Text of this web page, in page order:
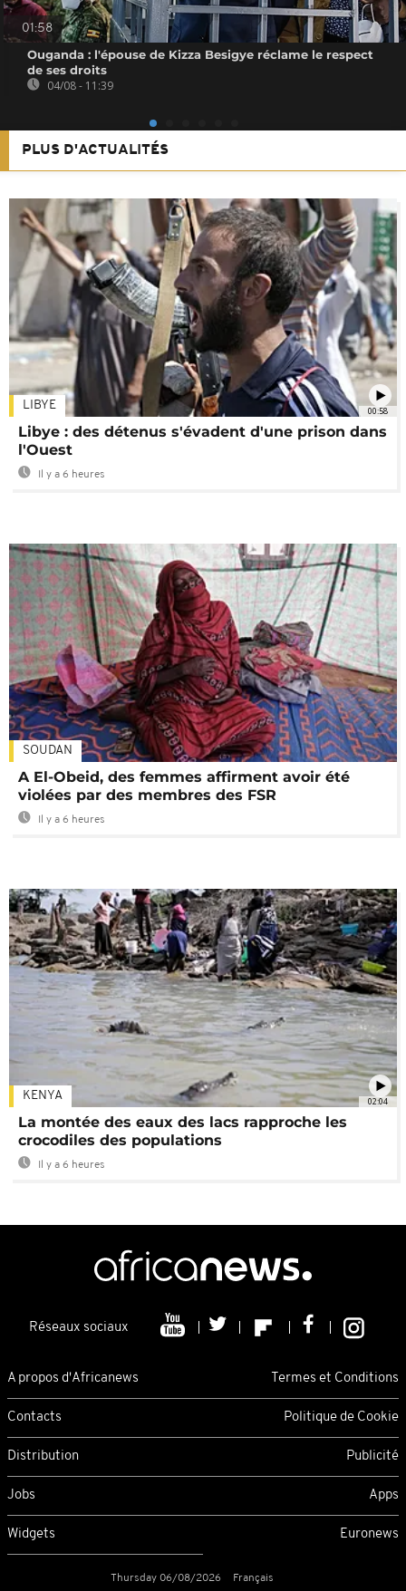
01:58
Ouganda : l'épouse de Kizza Besigye réclame le respect
de ses droits
04/08 - 11:39
PLUS D'ACTUALITÉS
00:58
LIBYE
Libye : des détenus s'évadent d'une prison dans
l'Ouest
Il y a 6 heures
SOUDAN
A El-Obeid, des femmes affirment avoir été
violées par des membres des FSR
Il y a 6 heures
02:04
KENYA
La montée des eaux des lacs rapproche les
crocodiles des populations
Il y a 6 heures
Réseaux sociaux
A propos d'Africanews Termes et Conditions
Contacts Politique de Cookie
Distribution Publicité
Jobs Apps
Widgets Euronews
Thursday 06/08/2026